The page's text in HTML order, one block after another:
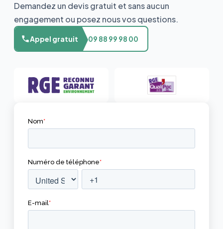
Demandez un devis gratuit et sans aucun
engagement ou posez nous vos questions.
Appel gratuit 09 88 99 98 00